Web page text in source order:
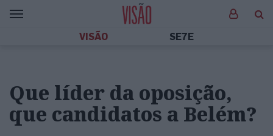
VISÃO SE7E
Que líder da oposição,
que candidatos a Belém?